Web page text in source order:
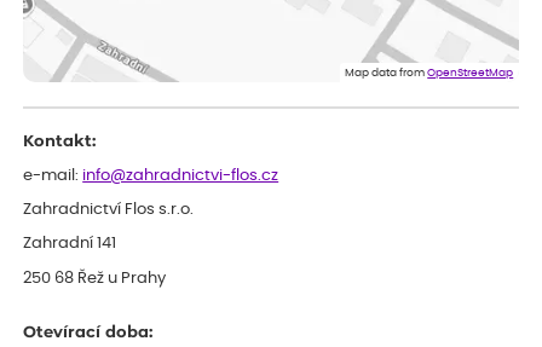
Doporučuji :). Spokojenost, stromky v pěkném stavu. Jediné, co
my chybělo, bylo komunikování nedostupného zboží před
Map data fromOpenStreetMap
Kontakt:
e-mail: info@zahradnictvi-flos.cz
Zahradnictví Flos s.r.o.
Zahradní 141
250 68 Řež u Prahy
Otevírací doba: